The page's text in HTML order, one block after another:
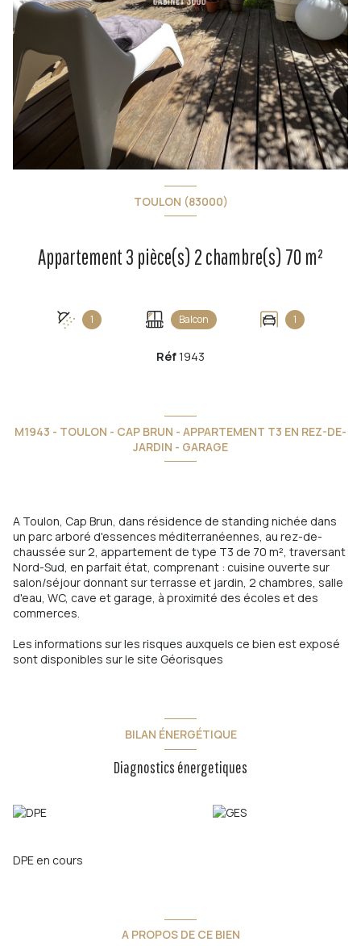
TOULON (83000)
Appartement 3 pièce(s) 2 chambre(s) 70 m²
1 Balcon 1
Réf1943
M1943 - TOULON - CAP BRUN - APPARTEMENT T3 EN REZ-DE-
JARDIN - GARAGE
A Toulon, Cap Brun, dans résidence de standing nichée dans
un parc arboré d'essences méditerranéennes, au rez-de-
chaussée sur 2, appartement de type T3 de 70 m², traversant
Nord-Sud, en parfait état, comprenant : cuisine ouverte sur
salon/séjour donnant sur terrasse et jardin, 2 chambres, salle
d'eau, WC, cave et garage, à proximité des écoles et des
commerces.
Les informations sur les risques auxquels ce bien est exposé
sont disponibles sur le site Géorisques
BILAN ÉNERGÉTIQUE
Diagnostics énergetiques
DPE en cours
A PROPOS DE CE BIEN